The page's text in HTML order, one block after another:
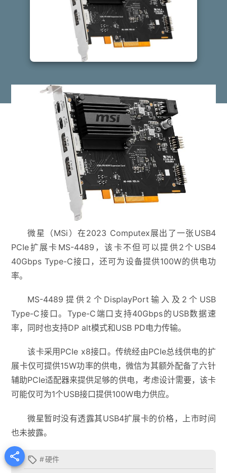
微星（MSi）在2023 Computex展出了一张USB4
PCIe扩展卡MS-4489，该卡不但可以提供2个USB4
40Gbps Type-C接口，还可为设备提供100W的供电功
率。
MS-4489提供2个DisplayPort输入及2个USB
Type-C接口。Type-C端口支持40Gbps的USB数据速
率，同时也支持DP alt模式和USB PD电力传输。
该卡采用PCIe x8接口。传统经由PCIe总线供电的扩
展卡仅可提供15W功率的供电，微信为其额外配备了六针
辅助PCIe适配器来提供足够的供电，考虑设计需要，该卡
可能仅可为1个USB接口提供100W电力供应。
微星暂时没有透露其USB4扩展卡的价格，上市时间
也未披露。
  #硬件